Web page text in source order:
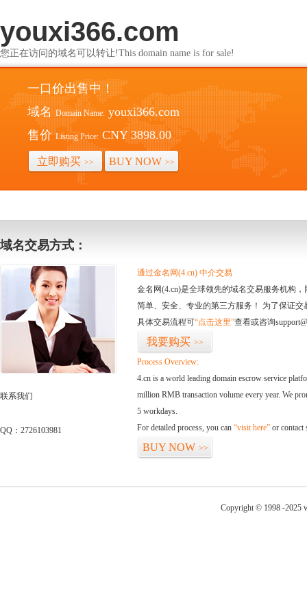
youxi366.com
您正在访问的域名可以转让!This domain name is for sale!
一口价出售中！
域名 Domain Name: youxi366.com
售价 Listing Price: CNY 3898.00
立即购买 >> BUY NOW >>
域名交易方式：
联系我们
QQ：2726103981
通过金名网(4.cn) 中介交易
金名网(4.cn)是全球领先的域名交易服务机构
简单、安全、专业的第三方服务！ 为了保证
具体交易流程可“点击这里”查看或咨询
我要购买 >>
Process Overview:
4.cn is a world leading domain escrow service
million RMB transaction volume every year. We
5 workdays.
For detailed process, you can “visit here” or contact
BUY NOW >>
Copyright © 1998 -2025